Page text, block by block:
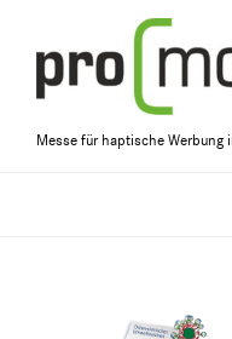
Messe für haptische Werbung